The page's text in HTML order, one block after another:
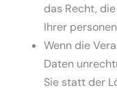
das Recht,
Ihrer
Wenn die
Daten
Sie statt der